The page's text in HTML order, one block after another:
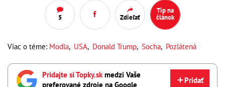
5 Zdieľať
Tip na
článok
Viac o téme: Modla, USA, Donald Trump, Socha, Pozlátená
Pridajte si Topky.skmedzi Vaše
preferované zdroje na Google
Pridať